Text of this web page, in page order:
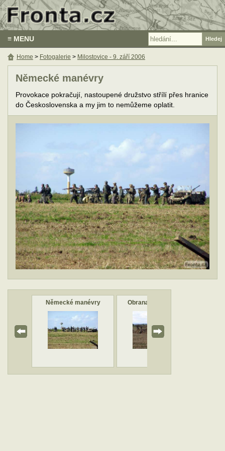
≡ MENU
Německé manévry
Provokace pokračují, nastoupené družstvo střílí přes hranice
do Československa a my jim to nemůžeme oplatit.
Německé manévry Obrana se připravuje
Home > Fotogalerie > Milostovice - 9. září 2006